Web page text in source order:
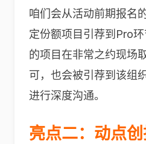
咱们会从活动前期报名
定份额项目引荐到Pro
的项目在非常之约现场
可，也会被引荐到该组
进行深度沟通。
亮点二：动点